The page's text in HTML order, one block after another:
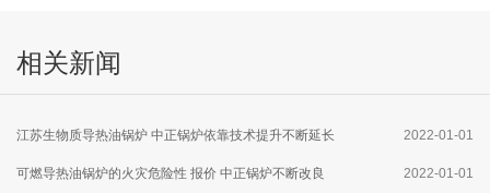
相关新闻
江苏生物质导热油锅炉 中正锅炉依靠技术提升不断延长
设备使用寿命
2022-01-01
可燃导热油锅炉的火灾危险性 报价 中正锅炉不断改良 2022-01-01